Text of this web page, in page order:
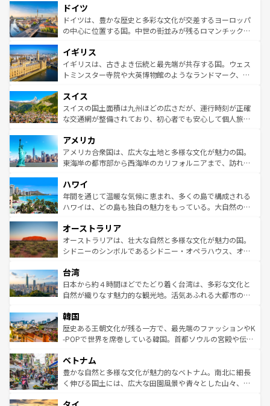
せる。地方によって風土や気候が異なるスペインはその個
性で訪れる人を魅了する。 なお、新着のスペイン情報は コ
ンテンツ一覧を参照してほしい。
で、幅広い魅力が詰まっている。華麗な宮殿、歴史的な大
聖堂、美しいビーチ、そして豊かな自然が、訪れる者を心
から魅了する。また、フランスは美食の国としても知ら
いる。シャンパンの発祥地であるランス、プロヴァンスの
香り高いラベンダー畑など、多彩な楽しみ方が可能だ。さ
らに、パリ以外の地域にも魅力が溢れており、どの街角に
れる地方に足を運ぶとそれぞれで全く異なる文化を体験で
きるだろう。 なお、新着のフランス情報はコンテンツ一覧
を参照してほしい。
ドイツ
ドイツは、豊かな歴史と多彩な文化が交差するヨーロッパ
の中心に位置する国。中世の街並みが残るロマンチック街
顔を持つこの国は、どこを歩いても飽きることがない。ベ
ルリンの文化的活気、バイエルン州のアルプスの絶景、そ
してライン川沿いのワイン畑といった風景は必見。ビール
は、お酒好きな人にはぜひ体験してほしい。 なお、新着の
ドイツ情報はコンテンツ一覧を参照してほしい。
イギリス
イギリスは、古きよき伝統と最先端が共存する国。ウェス
トミンスター寺院や大英博物館のようなランドマーク、歴
リアごとに異なる魅力がある。また、優雅なアフタヌーン
ティー、ビール好きにはたまらない英国パブ、サッカー観
戦など、本場だからこそできる体験も豊富。イギリスを旅
ンツ一覧を参照してほしい。
スイス
スイスの国土面積は九州ほどの広さだが、運行時刻が正確
な交通網が整備されており、初心者でも安心して個人旅行
の建物がそのまま残る町や、スイスならではのユニークな
博物館もあり、アルプス観光だけでなく町歩きも満喫する
ことができる。国民の所得が高いため物価も高いが、旅行
ば市内交通費無料で観光を楽しむこともできる。 なお、新
着のスイス情報はコンテンツ一覧 を参照してほしい。
アメリカ
アメリカ合衆国は、広大な土地と多様な文化が魅力の国。
東海岸の都市部から西海岸のカリフォルニアまで、訪れる
のような巨大都市は、観光、ショッピング、エンターテイ
ンメントが詰まった刺激的なスポットだ。一方、アメリカ
西部には大自然が広がり、グランドキャニオンやイエロー
部のニューオーリンズでは、音楽と美食が融合した独特の
文化が魅力。旅行者はアメリカの各地域で異なる魅力を楽
しみながら、その多様性と豊かな歴史を感じることができ
ならではの贅沢な旅のスタイルだ。 なお、新着のアメリカ
情報はコンテンツ一覧を参照してほしい。
ハワイ
年間を通じて温暖な気候に恵まれ、多くの島で構成される
ハワイは、どの島も独自の魅力をもっている。大自然の神
ワイ島は見逃せない。また、定番の観光地といえばオアフ
島だが、静かな自然を求めるならマウイ島やカウアイ島が
おすすめ。エメラルドグリーンに輝く海をはじめ、豊かな
れるおもてなしの心で訪れる人々を迎えてくれるハワイの
人々、おいしいローカルフードやハワイアンミュージッ
ク、伝統的なフラダンスなど、すべてがハワイの魅力を彩
ワイを、存分に味わってほしい。 なお、新着のハワイ情報
はコンテンツ一覧を参照してほしい。
オーストラリア
オーストラリアは、壮大な自然と多様な文化が魅力の国。
シドニーのシンボルであるシドニー・オペラハウス、オー
リアリーフや大陸中央部にそびえるウルル（エアーズロッ
ク）、タスマニアの美しい原生林やケアンズの熱帯雨林な
ど、見どころがたくさん。また、カフェやワイン、オージ
いる。アクティビティも充実しており、サーフィンやダイ
ビング、ハイキングなど、アウトドア好きにはたまらな
い。オーストラリアの多彩な魅力を存分に味わいつくそ
参照してほしい。
台湾
日本から約４時間ほどでたどり着く台湾は、多彩な文化と
自然が織りなす魅力的な観光地。活気あふれる大都市の台
ン）、静ひつな山岳地帯である台湾東部など、都市の喧騒
と山間の静けさが共存しており、訪れる人に新しい発見と
驚きをもたらしてくれる。また、奥深い台湾の食文化も魅
容にもいいと評判のスイーツなど、バラエティ豊かな料理
が味わえる。 なお、新着の台湾情報は コンテンツ一覧を参
照してほしい。
韓国
歴史ある王朝文化が残る一方で、最先端のファッションやK
-POPで世界を席巻している韓国。首都ソウルの宮殿や伝統
き、地方に足を延ばせば四季折々の自然美を楽しむことが
できる。そして、キムチや焼肉、絶品のストリートフード
まで、さまざまな韓国料理が待っている。夜には、韓国な
リティに包まれながら、韓国の多彩な魅力を心ゆくまで味
ベトナム
豊かな自然と多様な文化が魅力的なベトナム。南北に細長
く伸びる国土には、広大な田園風景や青々とした山々、世